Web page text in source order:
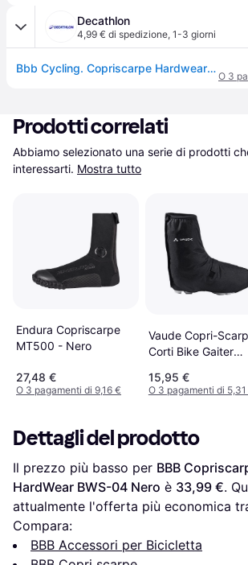
Decathlon
4,99 € di spedizione, 1-3 giorni
Bbb Cycling. Copriscarpe Hardwear Nero Copriscarpe Ritiro Gratis - nero - 47/48 (UK 12/12.5)
O 3
Prodotti correlati
Abbiamo selezionato una serie di prodotti
interessarti. Mostra tutto
Endura Copriscarpe
MT500 - Nero
27,48 €
O 3 pagamenti di 9,16 €
Vaude Copri-
Corti Bike Gaiter
15,95 €
O 3 pagamenti di 5,31
Dettagli del prodotto
Il prezzo più basso per BBB
HardWear BWS-04 Nero è 33,99 €.
attualmente l'offerta più economica
Compara:
BBB Accessori per Bicicletta